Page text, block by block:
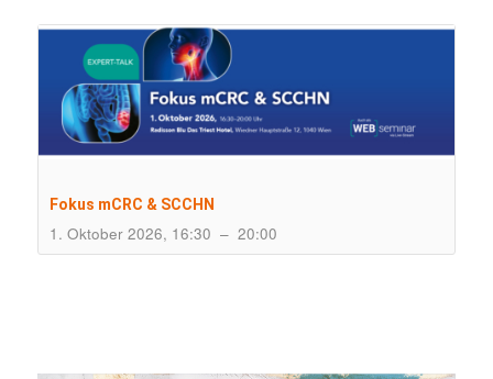
Fokus mCRC & SCCHN
1. Oktober 2026, 16:30 – 20:00